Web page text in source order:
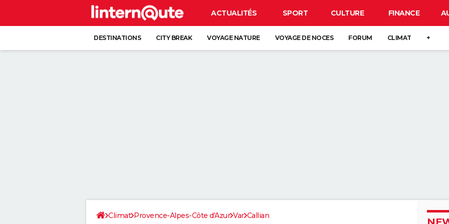
ACTUALITÉS SPORT CULTURE FINANCE
DESTINATIONS CITY BREAK VOYAGE NATURE VOYAGE DE NOCES FORUM CLIMAT +
Climat Provence-Alpes-Côte d'Azur Var Callian